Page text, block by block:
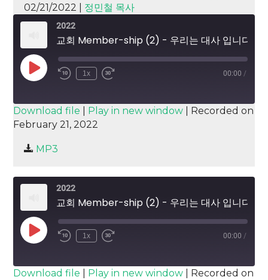
02/21/2022 | 정민철 목사
2022
교회 Member-ship (2) - 우리는 대사 입니다
Play
Episode
1x 00:00 /
SUBSCRIBE SHARE
SHARE
LINK
EMBED
Download file Play in new window
Recorded on
February 21, 2022
MP3
2022
교회 Member-ship (2) - 우리는 대사 입니다
Play
Episode
1x 00:00 /
SUBSCRIBE SHARE
Download file Play in new window
Recorded on